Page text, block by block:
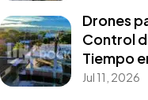
Drones
Control
Tiempo
Jul 11, 2026